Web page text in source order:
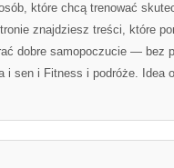
które chcą trenować
znajdziesz treści, które
dobre samopoczucie — bez
i sen i Fitness i podróże. Idea